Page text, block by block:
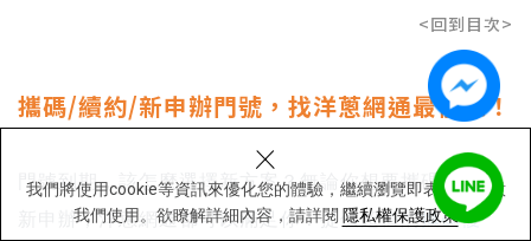
我們將使用cookie等資訊來優化您的體驗，繼續瀏覽即表示您同意
我們使用。欲瞭解詳細內容，請詳閱 隱私權保護政策
×
<回到目次>
攜碼/續約/新申辦門號，找洋蔥網通最優惠！
門號到期，該怎麼選擇新方案？無論你想要攜碼/續約/
新申辦，洋蔥網通都可以滿足你！提供超值的攜碼優